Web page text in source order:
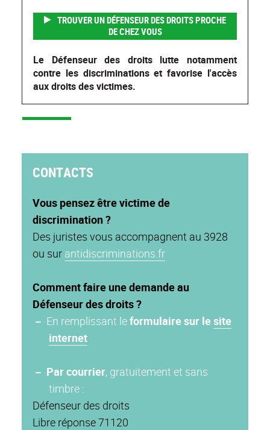
TROUVER UN DÉFENSEUR DES DROITS PROCHE
DE CHEZ VOUS
Le Défenseur des droits lutte notamment
contre les discriminations et favorise l'accès
aux droits des victimes.
CONTACTS
Vous pensez être victime de
discrimination ?
Des juristes vous accompagnent au 3928
ou sur antidiscriminations.fr
Comment faire une demande au
Défenseur des droits ?
En remplissant leformulaire sur lesite
internet
Par courrier, gratuitement et sans
timbre :
Défenseur des droits
Libre réponse 71120